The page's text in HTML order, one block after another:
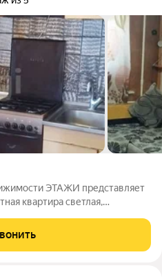
ЭТАЖИ представляет
квартира светлая,
частичный ремонт.